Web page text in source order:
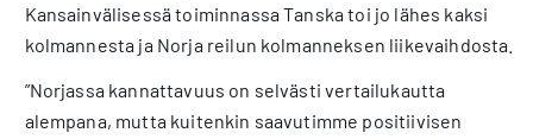
Kansainvälisessä toiminnassa Tanska toi jo lähes kaksi
kolmannesta ja Norja reilun kolmanneksen liikevaihdosta.
”Norjassa kannattavuus on selvästi vertailukautta
alempana, mutta kuitenkin saavutimme positiivisen